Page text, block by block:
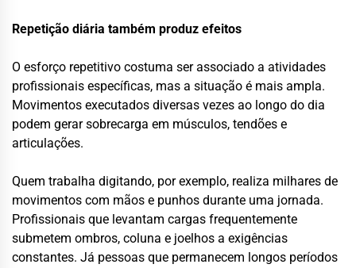
Repetição diária também produz efeitos
O esforço repetitivo costuma ser associado a atividades
profissionais específicas, mas a situação é mais ampla.
Movimentos executados diversas vezes ao longo do dia
podem gerar sobrecarga em músculos, tendões e
articulações.
Quem trabalha digitando, por exemplo, realiza milhares de
movimentos com mãos e punhos durante uma jornada.
Profissionais que levantam cargas frequentemente
submetem ombros, coluna e joelhos a exigências
constantes. Já pessoas que permanecem longos períodos